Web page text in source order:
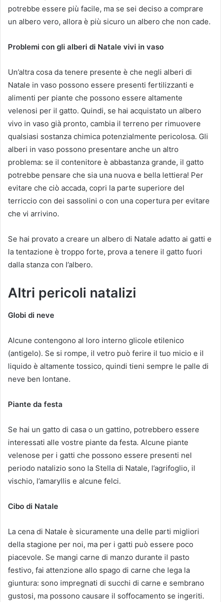
potrebbe essere più facile, ma se sei deciso a comprare
un albero vero, allora è più sicuro un albero che non cade.
Problemi con gli alberi di Natale vivi in vaso
Un’altra cosa da tenere presente è che negli alberi di
Natale in vaso possono essere presenti fertilizzanti e
alimenti per piante che possono essere altamente
velenosi per il gatto. Quindi, se hai acquistato un albero
vivo in vaso già pronto, cambia il terreno per rimuovere
qualsiasi sostanza chimica potenzialmente pericolosa. Gli
alberi in vaso possono presentare anche un altro
problema: se il contenitore è abbastanza grande, il gatto
potrebbe pensare che sia una nuova e bella lettiera! Per
evitare che ciò accada, copri la parte superiore del
terriccio con dei sassolini o con una copertura per evitare
che vi arrivino.
Se hai provato a creare un albero di Natale adatto ai gatti e
la tentazione è troppo forte, prova a tenere il gatto fuori
dalla stanza con l’albero.
Altri pericoli natalizi
Globi di neve
Alcune contengono al loro interno glicole etilenico
(antigelo). Se si rompe, il vetro può ferire il tuo micio e il
liquido è altamente tossico, quindi tieni sempre le palle di
neve ben lontane.
Piante da festa
Se hai un gatto di casa o un gattino, potrebbero essere
interessati alle vostre piante da festa. Alcune piante
velenose per i gatti che possono essere presenti nel
periodo natalizio sono la Stella di Natale, l’agrifoglio, il
vischio, l’amaryllis e alcune felci.
Cibo di Natale
La cena di Natale è sicuramente una delle parti migliori
della stagione per noi, ma per i gatti può essere poco
piacevole. Se mangi carne di manzo durante il pasto
festivo, fai attenzione allo spago di carne che lega la
giuntura: sono impregnati di succhi di carne e sembrano
gustosi, ma possono causare il soffocamento se ingeriti.